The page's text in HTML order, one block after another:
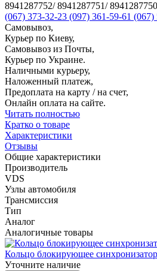
8941287752/ 8941287751/
(067) 373-32-23 (097) 361-59-61 (067)
Самовывоз,
Курьер по Киеву,
Самовывоз из Почты,
Курьер по Украине.
Наличными курьеру,
Наложенный платеж,
Предоплата на карту / на счет,
Онлайн оплата на сайте.
Читать полностью
Кратко о товаре
Характеристики
Отзывы
Общие характеристики
Производитель
VDS
Узлы автомобиля
Трансмиссия
Тип
Аналог
Аналогичные товары
Кольцо блокирующее
Уточните наличие